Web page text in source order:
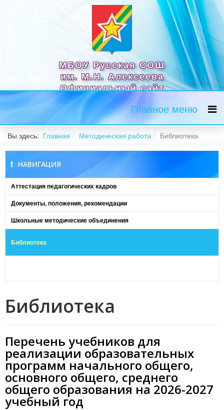
МБОУ Русская СОШ
им. М.Н. Алексеева
Официальный сайт
Главное меню
Вы здесь: Главная Методическая работа Библиотека
НАВИГАЦИЯ
Аттестация педагогических кадров
Документы, положения, рекомендации
Школьные методические объединения
Библиотека
Библиотека
Перечень учебников для
реализации образовательных
программ начального общего,
основного общего, среднего
общего образования на 2026-2027
учебный год